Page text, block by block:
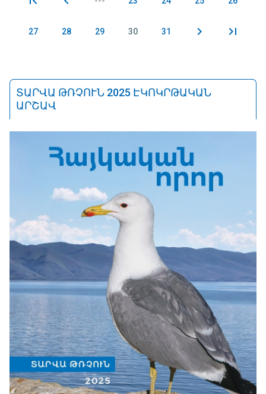
Էջեր
27 28 29 30 31
ՏԱՐՎԱ ԹՌՉՈՒՆ 2025 ԷԿՈԿՐԹԱԿԱՆ
ԱՐՇԱՎ